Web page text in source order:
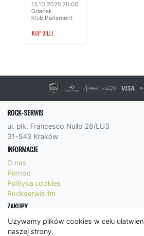
Używamy plików cookies w celu
naszej strony.
15.10.2026 20:00
Gdańsk
Klub Parlament
KUP BILET
ROCK-SERWIS
ul. płk. Francesco Nullo 28/LU3
31-543 Kraków
INFORMACJE
O nas
Pomoc
Polityka cookies
Rockserwis.fm
ZAKUPY
Formy płatności
Koszty wysyłki